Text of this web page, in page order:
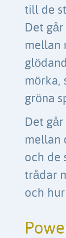
till de
Det
mellan
mörka,
gröna
Det
mellan
och de
trådar
och